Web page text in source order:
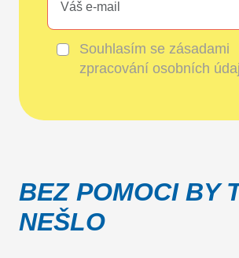
Souhlasím se zásadami
zpracování osobních
BEZ POMOCI BY
NEŠLO